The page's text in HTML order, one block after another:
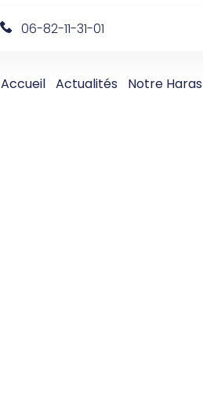
06-82-11-31-01
Accueil Actualités Notre Haras